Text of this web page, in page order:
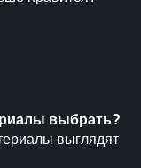
выбрать?
выглядят